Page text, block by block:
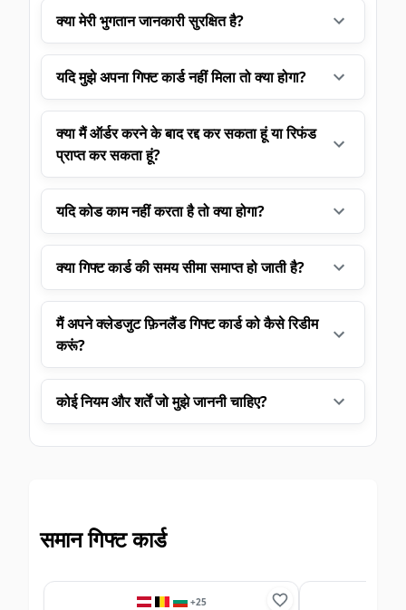
क्या मेरी भुगतान जानकारी सुरक्षित है?
यदि मुझे अपना गिफ्ट कार्ड नहीं मिला तो क्या होगा?
क्या मैं ऑर्डर करने के बाद रद्द कर सकता हूं या रिफंड
प्राप्त कर सकता हूं?
यदि कोड काम नहीं करता है तो क्या होगा?
क्या गिफ्ट कार्ड की समय सीमा समाप्त हो जाती है?
मैं अपने क्लेडजुट फ़िनलैंड गिफ्ट कार्ड को कैसे रिडीम
करूं?
कोई नियम और शर्तें जो मुझे जाननी चाहिए?
समान गिफ्ट कार्ड
+25